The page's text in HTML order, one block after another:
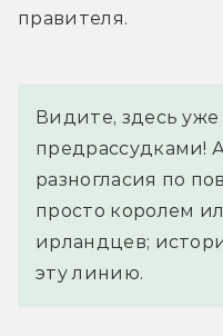
правителя.
Видите, здесь уже
предрассудками!
разногласия по
просто королем
ирландцев;
эту линию.